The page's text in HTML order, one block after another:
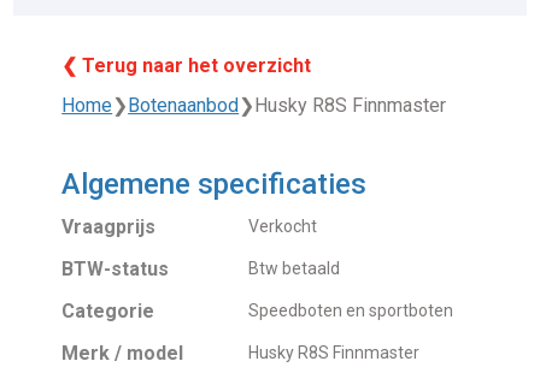
❮ Terug naar het overzicht
Home❯ Botenaanbod ❯ Husky R8S Finnmaster
Algemene specificaties
Vraagprijs Verkocht
BTW-status Btw betaald
Categorie Speedboten en sportboten
Merk / model Husky R8S Finnmaster